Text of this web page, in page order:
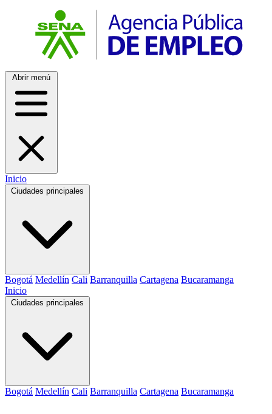
Abrir menú
Inicio
Bogotá Medellín Cali Barranquilla Cartagena Bucaramanga
Inicio
Bogotá Medellín Cali Barranquilla Cartagena Bucaramanga